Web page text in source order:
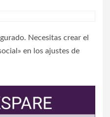
Necesitas crear el
en los ajustes de